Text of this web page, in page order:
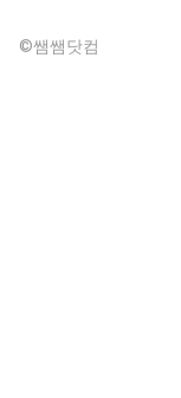
©쌤쌤닷컴